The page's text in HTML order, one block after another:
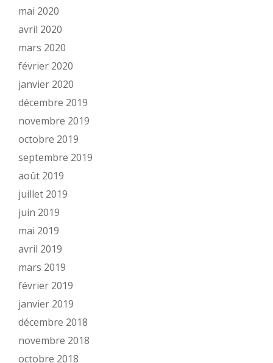
mai 2020
avril 2020
mars 2020
février 2020
janvier 2020
décembre 2019
novembre 2019
octobre 2019
septembre 2019
août 2019
juillet 2019
juin 2019
mai 2019
avril 2019
mars 2019
février 2019
janvier 2019
décembre 2018
novembre 2018
octobre 2018